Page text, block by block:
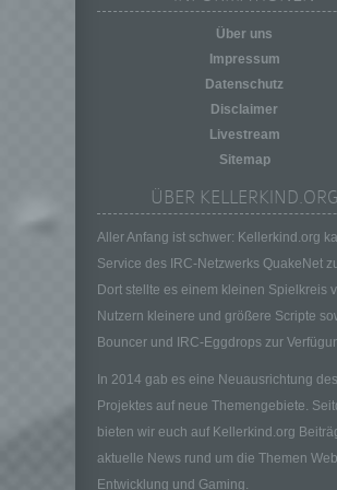
Über uns
Impressum
Datenschutz
Disclaimer
Livestream
Sitemap
ÜBER KELLERKIND.ORG
Aller Anfang ist schwer: Kellerkind.org
Service des IRC-Netzwerks QuakeNet
Dort stellte es einem kleinen Spielkreis
Nutzern kleinere und größere Scripte
Bouncer und IRC-Eggdrops zur
In 2014 gab es eine Neuausrichtung des
Projektes auf neue Themengebiete.
bieten wir euch auf Kellerkind.org
aktuelle News rund um die Themen
Entwicklung und Gaming.
personenbezogener Daten in
auf welche die
ohne Hinzuziehung zusätzlicher
Informationen nicht mehr einer
Informationen gesondert
und technischen und
Maßnahmen unterliegen, die
dass die personenbezogenen
einer identifizierten oder
g) Verantwortlicher oder für die
Verantwortlicher
Verantwortlicher ist die
juristische Person, Behörde,
oder andere Stelle, die allein
gemeinsam mit anderen über
und Mittel der Verarbeitung von
personenbezogenen Daten
Sind die Zwecke und Mittel